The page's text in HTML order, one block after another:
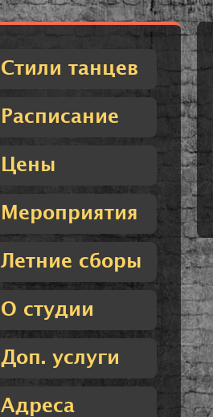
Стили танцев
Расписание
Цены
Мероприятия
Летние сборы
О студии
Доп. услуги
Адреса